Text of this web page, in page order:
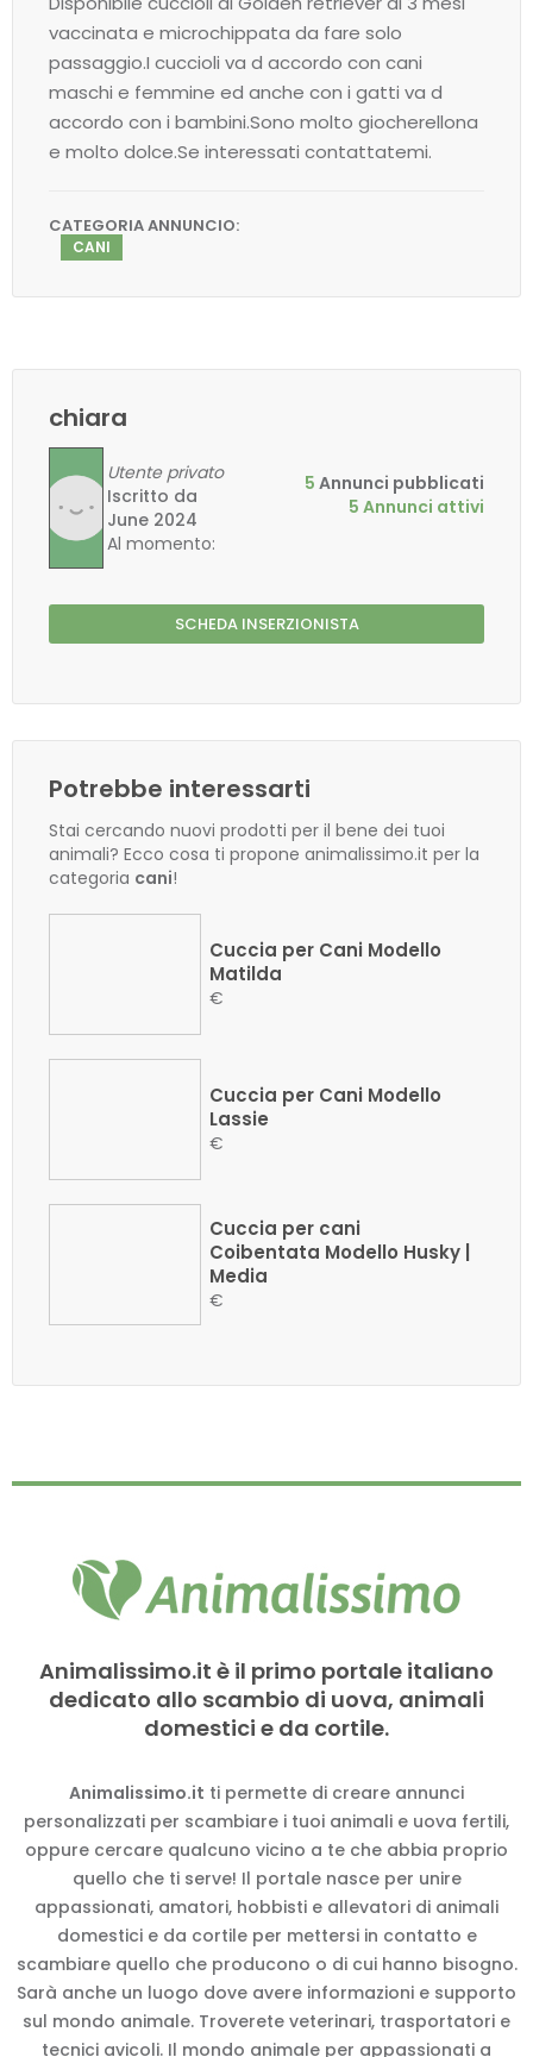
vaccinata e microchippata da fare solo
passaggio.I cuccioli va d accordo con cani
maschi e femmine ed anche con i gatti va d
accordo con i bambini.Sono molto giocherellona
e molto dolce.Se interessati contattatemi.
CATEGORIA ANNUNCIO:
CANI
chiara
Utente privato
Iscritto da
June 2024
Al momento:
5 Annunci pubblicati
5 Annunci attivi
SCHEDA INSERZIONISTA
Potrebbe interessarti
Stai cercando nuovi prodotti per il bene dei tuoi
animali? Ecco cosa ti propone animalissimo.it per la
categoria cani!
Cuccia per Cani Modello
Matilda
€
Cuccia per Cani Modello
Lassie
€
Cuccia per cani
Coibentata Modello Husky |
Media
€
Animalissimo.it è il primo portale italiano
dedicato allo scambio di uova, animali
domestici e da cortile.
Animalissimo.it ti permette di creare annunci
personalizzati per scambiare i tuoi animali e uova fertili,
oppure cercare qualcuno vicino a te che abbia proprio
quello che ti serve! Il portale nasce per unire
appassionati, amatori, hobbisti e allevatori di animali
domestici e da cortile per mettersi in contatto e
scambiare quello che producono o di cui hanno bisogno.
Sarà anche un luogo dove avere informazioni e supporto
sul mondo animale. Troverete veterinari, trasportatori e
tecnici avicoli. Il mondo animale per appassionati a